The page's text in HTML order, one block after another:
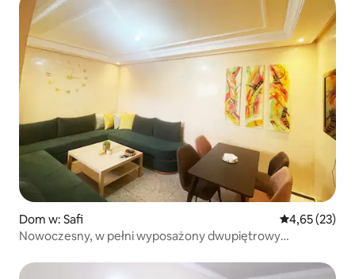
Dom w: Safi Średnia
4,65 (23)
Nowoczesny, w pełni wyposażony dwupiętrowy